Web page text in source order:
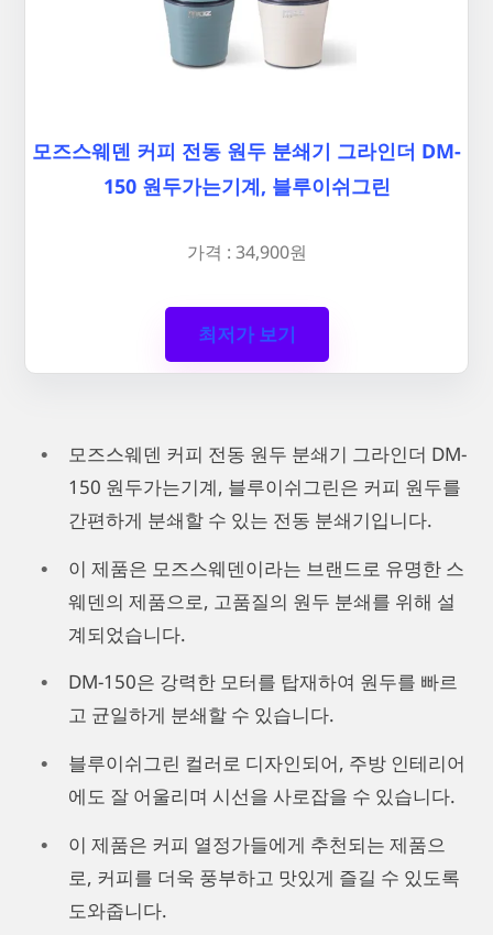
모즈스웨덴 커피 전동 원두 분쇄기 그라인더 DM-
150 원두가는기계, 블루이쉬그린
가격 : 34,900원
최저가 보기
모즈스웨덴 커피 전동 원두 분쇄기 그라인더 DM-
150 원두가는기계, 블루이쉬그린은 커피 원두를
간편하게 분쇄할 수 있는 전동 분쇄기입니다.
이 제품은 모즈스웨덴이라는 브랜드로 유명한 스
웨덴의 제품으로, 고품질의 원두 분쇄를 위해 설
계되었습니다.
DM-150은 강력한 모터를 탑재하여 원두를 빠르
고 균일하게 분쇄할 수 있습니다.
블루이쉬그린 컬러로 디자인되어, 주방 인테리어
에도 잘 어울리며 시선을 사로잡을 수 있습니다.
이 제품은 커피 열정가들에게 추천되는 제품으
로, 커피를 더욱 풍부하고 맛있게 즐길 수 있도록
도와줍니다.